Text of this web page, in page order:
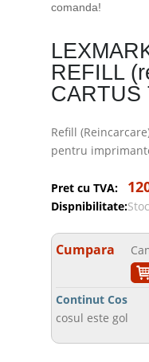
comanda!
REFILL
CARTUS
Refill
pentru
Pret cu TVA:
Dispnibilitate:
Cumpara
Continut Cos
cosul este gol